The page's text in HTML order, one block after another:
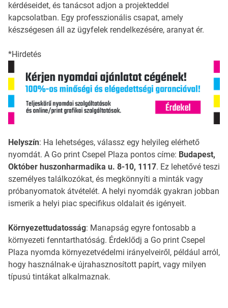
kérdéseidet, és tanácsot adjon a projekteddel
kapcsolatban. Egy professzionális csapat, amely
készségesen áll az ügyfelek rendelkezésére, aranyat ér.
*Hirdetés
Helyszín: Ha lehetséges, válassz egy helyileg elérhető
nyomdát. A Go print Csepel Plaza pontos címe: Budapest,
Október huszonharmadika u. 8-10, 1117. Ez lehetővé teszi
személyes találkozókat, és megkönnyíti a minták vagy
próbanyomatok átvételét. A helyi nyomdák gyakran jobban
ismerik a helyi piac specifikus oldalait és igényeit.
Környezettudatosság: Manapság egyre fontosabb a
környezeti fenntarthatóság. Érdeklődj a Go print Csepel
Plaza nyomda környezetvédelmi irányelveiről, például arról,
hogy használnak-e újrahasznosított papírt, vagy milyen
típusú tintákat alkalmaznak.